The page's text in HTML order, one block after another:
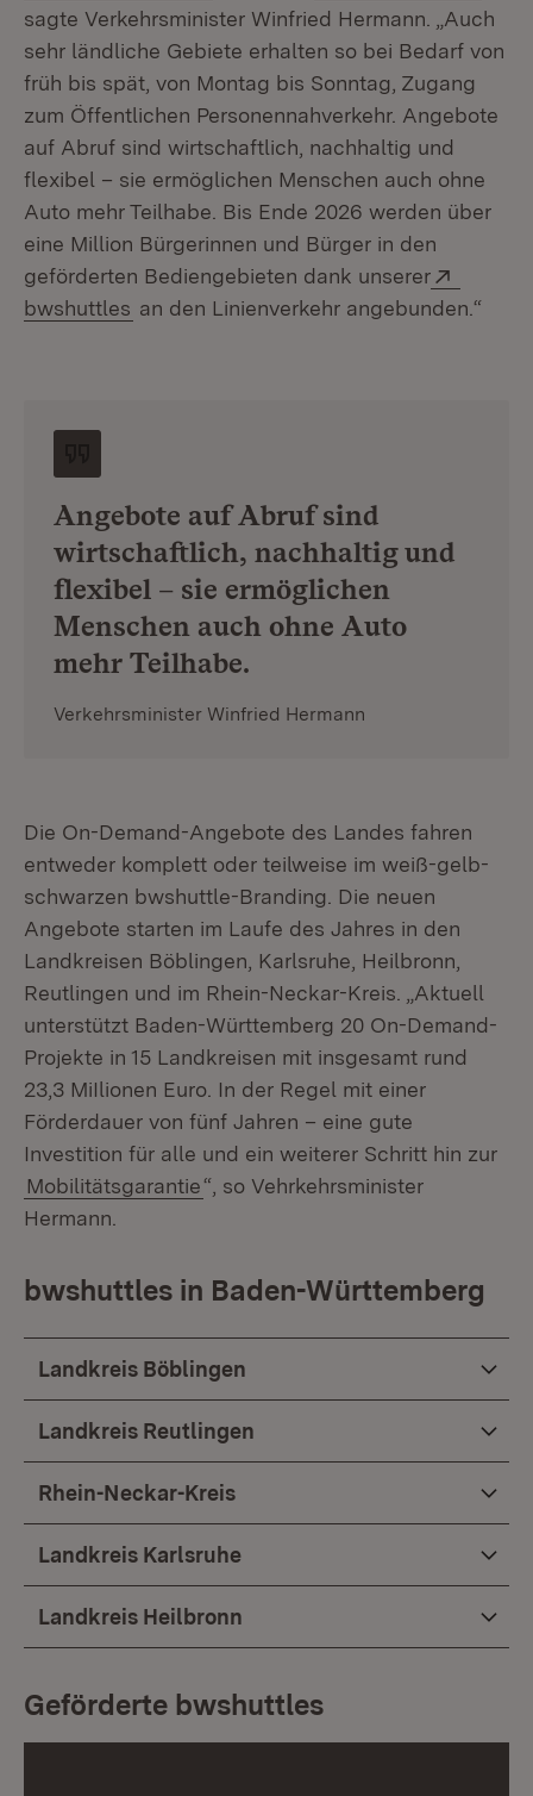
sagte Verkehrsminister Winfried Hermann. „Auch
sehr ländliche Gebiete erhalten so bei Bedarf von
früh bis spät, von Montag bis Sonntag, Zugang
zum Öffentlichen Personennahverkehr. Angebote
auf Abruf sind wirtschaftlich, nachhaltig und
flexibel – sie ermöglichen Menschen auch ohne
Auto mehr Teilhabe. Bis Ende 2026 werden über
eine Million Bürgerinnen und Bürger in den
geförderten Bediengebieten dank unserer
bwshuttles (Öffnet in neuem Fenster)
an den Linienverkehr angebunden.“
Angebote auf Abruf sind
wirtschaftlich, nachhaltig und
flexibel – sie ermöglichen
Menschen auch ohne Auto
mehr Teilhabe.
Verkehrsminister Winfried Hermann
Die On-Demand-Angebote des Landes fahren
entweder komplett oder teilweise im weiß-gelb-
schwarzen bwshuttle-Branding. Die neuen
Angebote starten im Laufe des Jahres in den
Landkreisen Böblingen, Karlsruhe, Heilbronn,
Reutlingen und im Rhein-Neckar-Kreis. „Aktuell
unterstützt Baden-Württemberg 20 On-Demand-
Projekte in 15 Landkreisen mit insgesamt rund
23,3 MiIlionen Euro. In der Regel mit einer
Förderdauer von fünf Jahren – eine gute
Investition für alle und ein weiterer Schritt hin zur
Mobilitätsgarantie“, so Vehrkehrsminister
Hermann.
bwshuttles in Baden-Württemberg
Landkreis Böblingen
Landkreis Reutlingen
Rhein-Neckar-Kreis
Landkreis Karlsruhe
Landkreis Heilbronn
Geförderte bwshuttles